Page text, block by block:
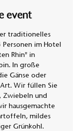
event
traditionelles
Personen im Hotel
Rhin" in
In große
Gänse oder
Wir füllen Sie
Zwiebeln und
hausgemachte
mildes
Grünkohl.